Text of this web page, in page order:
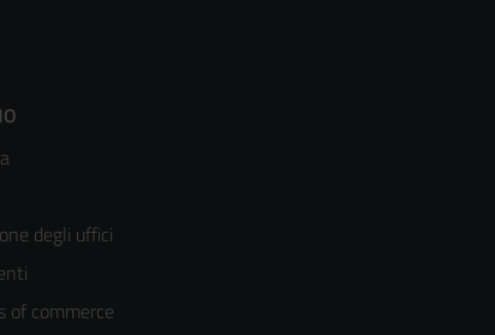
degli uffici
of commerce